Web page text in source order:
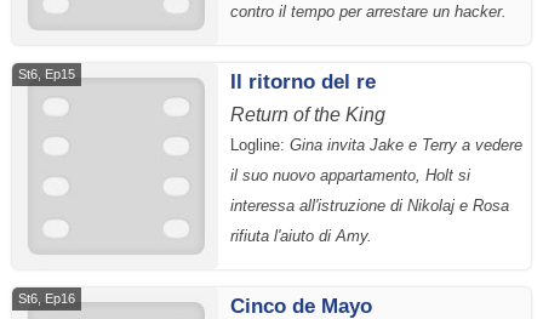
contro il tempo per arrestare un hacker.
St6, Ep15 Il ritorno del re
Return of the King
Logline: Gina invita Jake e Terry a vedere
il suo nuovo appartamento, Holt si
interessa all'istruzione di Nikolaj e Rosa
rifiuta l'aiuto di Amy.
St6, Ep16 Cinco de Mayo